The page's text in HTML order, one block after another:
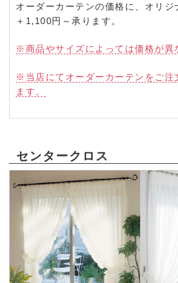
オーダーカーテンの価格に、オリジ
＋1,100円～承ります。
※商品やサイズによっては価格が異
※当店にてオーダーカーテンをご注
ます。
センタークロス